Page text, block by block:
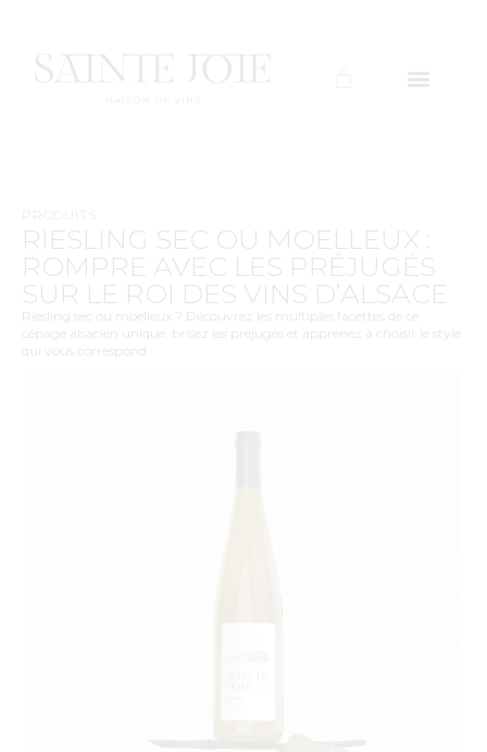
RIESLING SEC OU MOELLEUX :
ROMPRE AVEC LES PRÉJUGÉS
SUR LE ROI DES VINS D’ALSACE
Riesling sec ou moelleux ? Découvrez les multiples facettes de ce
cépage alsacien unique, brisez les préjugés et apprenez à choisir le style
qui vous correspond.